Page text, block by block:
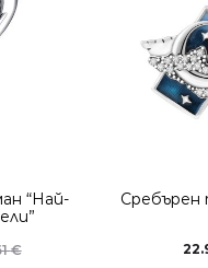
“Най-
€
Сребърен